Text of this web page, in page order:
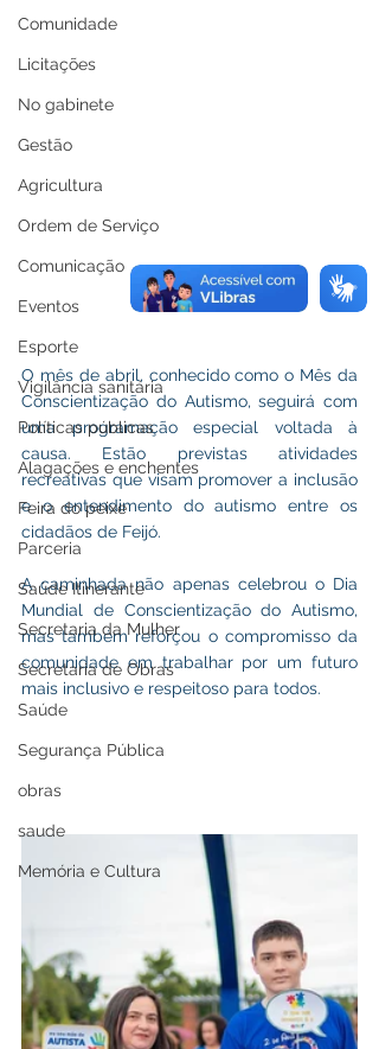
Comunidade
Licitações
No gabinete
Gestão
Agricultura
Ordem de Serviço
Comunicação
Eventos
Esporte
Vigilância sanitária
Políticas públicas
Alagações e enchentes
Feira do peixe
Parceria
Saúde Itinerante
Secretaria da Mulher
Secretaria de Obras
Saúde
Segurança Pública
obras
saude
Memória e Cultura
O mês de abril, conhecido como o Mês da
Conscientização do Autismo, seguirá com
uma programação especial voltada à
causa. Estão previstas atividades
recreativas que visam promover a inclusão
e o entendimento do autismo entre os
cidadãos de Feijó.
A caminhada não apenas celebrou o Dia
Mundial de Conscientização do Autismo,
mas também reforçou o compromisso da
comunidade em trabalhar por um futuro
mais inclusivo e respeitoso para todos.